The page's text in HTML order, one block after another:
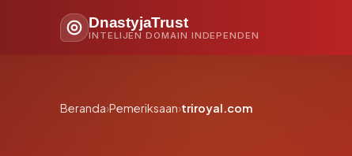
DnastyjaTrust
INTELIJEN DOMAIN INDEPENDEN
Beranda›Pemeriksaan›triroyal.com